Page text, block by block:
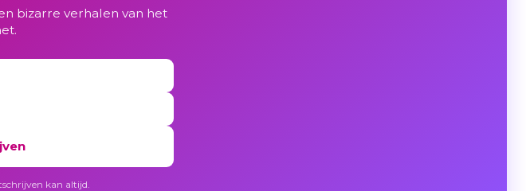
bizarre verhalen van het
kan altijd.